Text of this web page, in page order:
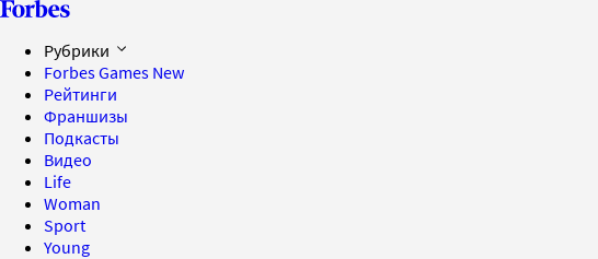
Рубрики
Forbes Games New
Рейтинги
Франшизы
Подкасты
Видео
Life
Woman
Sport
Young